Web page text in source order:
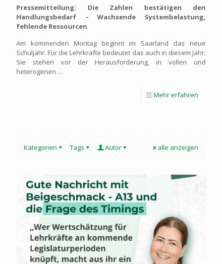
Pressemitteilung: Die Zahlen bestätigen den
Handlungsbedarf – Wachsende Systembelastung,
fehlende Ressourcen
Am kommenden Montag beginnt im Saarland das neue
Schuljahr. Für die Lehrkräfte bedeutet das auch in diesem Jahr:
Sie stehen vor der Herausforderung, in vollen und
heterogenen …
Mehr erfahren
Kategorien Tags Autor alle anzeigen